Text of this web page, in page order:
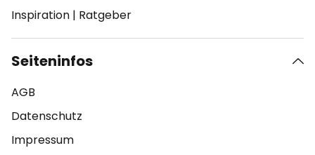
Inspiration | Ratgeber
Seiteninfos
AGB
Datenschutz
Impressum